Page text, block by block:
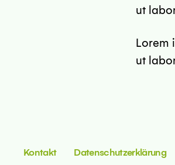
ut
Lorem
ut
Kontakt Datenschutzerklärung